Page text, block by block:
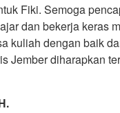
Fiki. Semoga
dan bekerja keras
kuliah dengan baik
Jember diharapkan